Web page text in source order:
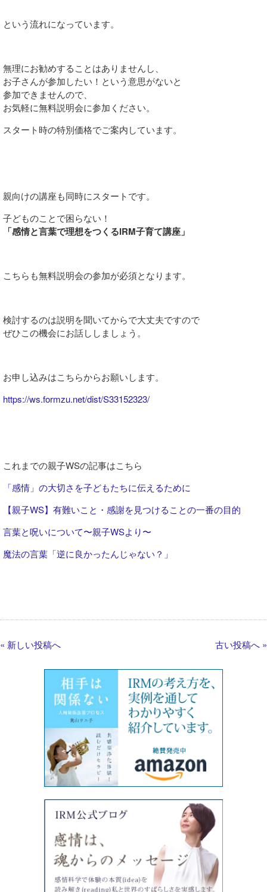
という流れになっています。
無理にお勧めすることはありませんし、
お子さんが参加したい！という意思がないと
参加できませんので、
お気軽に無料説明会に参加ください。
スタート時の特別価格でご案内しています。
親向けの講座も同時にスタートです。
子どものことで困らない！
「感情と言葉で理想をつくるIRM子育て講座」
こちらも無料説明会の参加が必須となります。
検討するのは説明を聞いてからで大丈夫ですので
ぜひこの機会にお話ししましょう。
お申し込みはこちらからお願いします。
https://ws.formzu.net/dist/S33152323/
これまでの親子WSの記事はこちら
「感情」の大切さを子どもたちに伝えるために
【親子WS】有難いこと・感謝を見つけることの一番の目的
言葉と呪いについて〜親子WSより〜
魔法の言葉「逆に良かったんじゃない？」
« 新しい投稿へ 古い投稿へ »